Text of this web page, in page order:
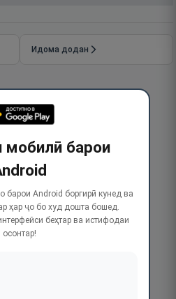
Идома додан
мобилӣ барои
Android боргирӣ кунед ва
ҳар ҷо бо худ дошта бошед.
беҳтар ва истифодаи
осонтар!